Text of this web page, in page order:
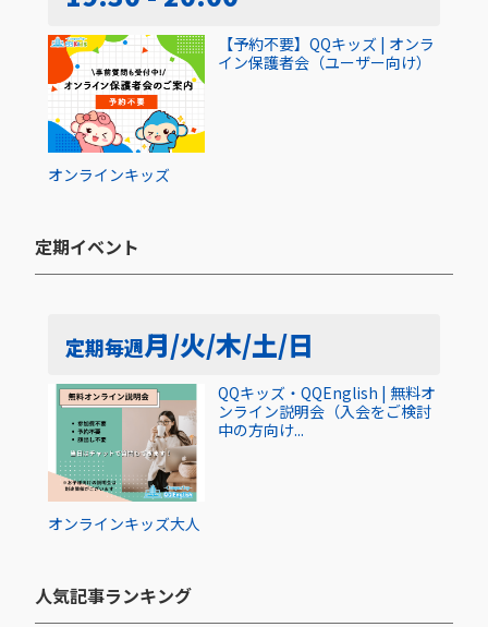
オンラインキッズ
【予約不要】QQキッズ | オンラ
イン保護者会（ユーザー向け）
定期イベント​
定期毎週月/火/木/土/日
オンラインキッズ大人
QQキッズ・QQEnglish | 無料オ
ンライン説明会（入会をご検討
中の方向け...
人気記事ランキング​